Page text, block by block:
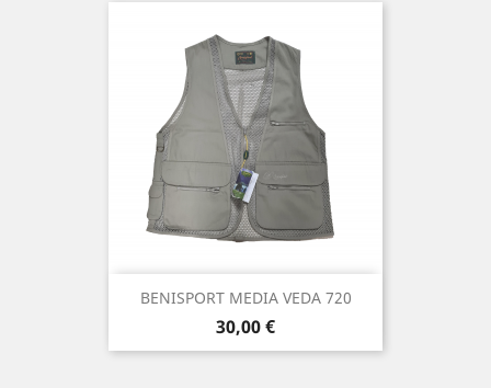
BENISPORT MEDIA VEDA 720
Precio
30,00 €